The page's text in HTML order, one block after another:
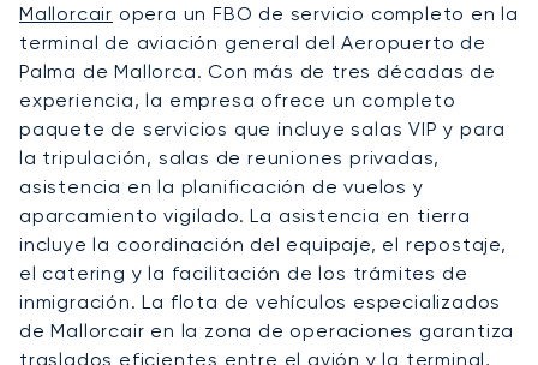
Mallorcair opera un FBO de servicio completo en la
terminal de aviación general del Aeropuerto de
Palma de Mallorca. Con más de tres décadas de
experiencia, la empresa ofrece un completo
paquete de servicios que incluye salas VIP y para
la tripulación, salas de reuniones privadas,
asistencia en la planificación de vuelos y
aparcamiento vigilado. La asistencia en tierra
incluye la coordinación del equipaje, el repostaje,
el catering y la facilitación de los trámites de
inmigración. La flota de vehículos especializados
de Mallorcair en la zona de operaciones garantiza
traslados eficientes entre el avión y la terminal,